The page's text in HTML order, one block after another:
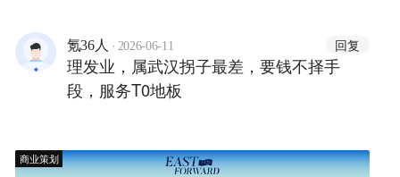
氪36人 · 2026-06-11 回复
理发业，属武汉拐子最差，要钱不择手
段，服务T0地板
商业策划